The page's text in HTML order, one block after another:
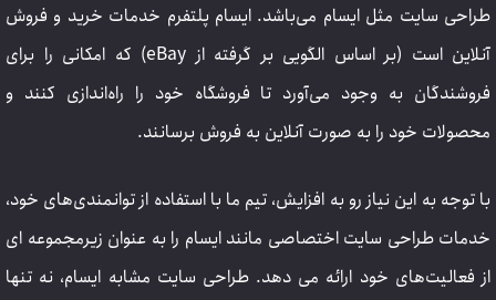
طراحی سایت مثل ایسام می‌باشد. ایسام پلتفرم خدمات خرید و فروش
آنلاین است (بر اساس الگویی بر گرفته از eBay) که امکانی را برای
فروشندگان به وجود می‌آورد تا فروشگاه خود را راه‌اندازی کنند و
محصولات خود را به صورت آنلاین به فروش برسانند.
با توجه به این نیاز رو به افزایش، تیم ما با استفاده از توانمندی‌های خود،
خدمات طراحی سایت اختصاصی مانند ایسام را به عنوان زیرمجموعه ای
از فعالیت‌های خود ارائه می دهد. طراحی سایت مشابه ایسام، نه تنها